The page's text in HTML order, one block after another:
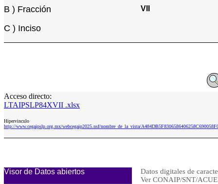
B ) Fracción VII
C ) Inciso
Acceso directo:
LTAIPSLP84XVII .xlsx
Hipervinculo
http://www.cegaipslp.org.mx/webcegaip2025.nsf/nombre_de_la_vista/
Visor de Datos abiertos
Datos digitales de
Ver CONAIP/SNT/